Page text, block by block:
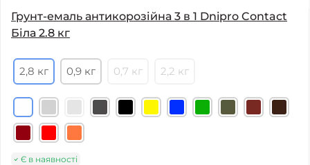
Грунт-емаль антикорозійна 3 в 1 Dnipro Contact
Біла 2.8 кг
2,8 кг 0,9 кг 0,7 кг 2,2 кг
Є в наявності